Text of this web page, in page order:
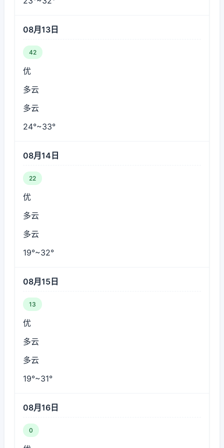
08月13日
42
优
多云
多云
24°~33°
08月14日
22
优
多云
多云
19°~32°
08月15日
13
优
多云
多云
19°~31°
08月16日
0